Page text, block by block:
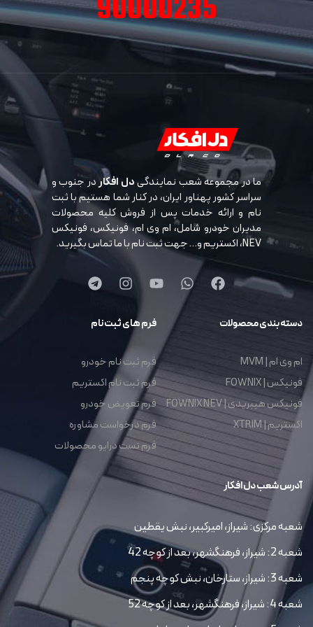
90000235
ما در مجموعه شعب نمایندگیدل افکاردر جنوب و
سراسر کشور پهناور ایران، در کنار شما هستیم با ثبت
نام و ارائه خدمات پس از فروش کلیه محصولات
مدیران خودرو شامل، ام وی ام، فونیکس، فونیکس
NEV، اکستریم و… جهت ثبت نام با ما تماس بگیرید.
دسته بندی محصولات
ام وی ام | MVM
فونیکس | FOWNIX
فونیکس هیبریدی | FOWNIX NEV
اکستریم | XTRIM
فرم های ثبت نام
فرم ثبت نام خودرو
فرم ثبت نام اکستریم
فرم تعویض خودرو
فرم درخواست مشاوره
فرم تست درایو محصولات
آدرس شعب دل افکار
شعبه مرکزی: شیراز، امیرکبیر، نبش یقطین
شعبه 2: شیراز، فرهنگشهر، بعد از کوچه 42
شعبه 3: شیراز، ستارخان، نبش کوچه پنجم
شعبه 4: شیراز، فرهنگشهر، بعد از کوچه 52